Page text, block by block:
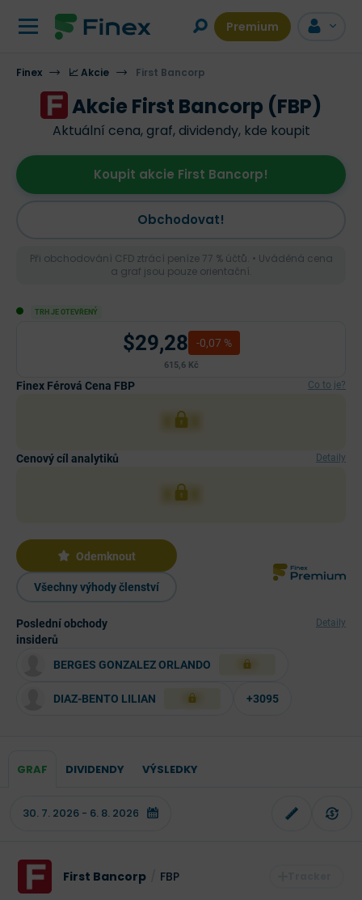
Premium
Finex 📈 Akcie First Bancorp
Akcie First Bancorp (FBP)
Aktuální cena, graf, dividendy, kde koupit
Obchodovat!
Koupit akcie First Bancorp!
Při obchodování CFD ztrácí peníze 77 % účtů. • Uváděná cena
a graf jsou pouze orientační.
TRH JE OTEVŘENÝ
$29,28 -0,07 %
615,6 Kč
Finex Férová Cena FBP Co to je?
XXX
Cenový cíl analytiků Detaily
XXX
Odemknout
Všechny výhody členství
Poslední obchody
insiderů
Detaily
BERGES GONZALEZ ORLANDO XXX
DIAZ-BENTO LILIAN XXX +3095
GRAF DIVIDENDY VÝSLEDKY
First Bancorp FBP